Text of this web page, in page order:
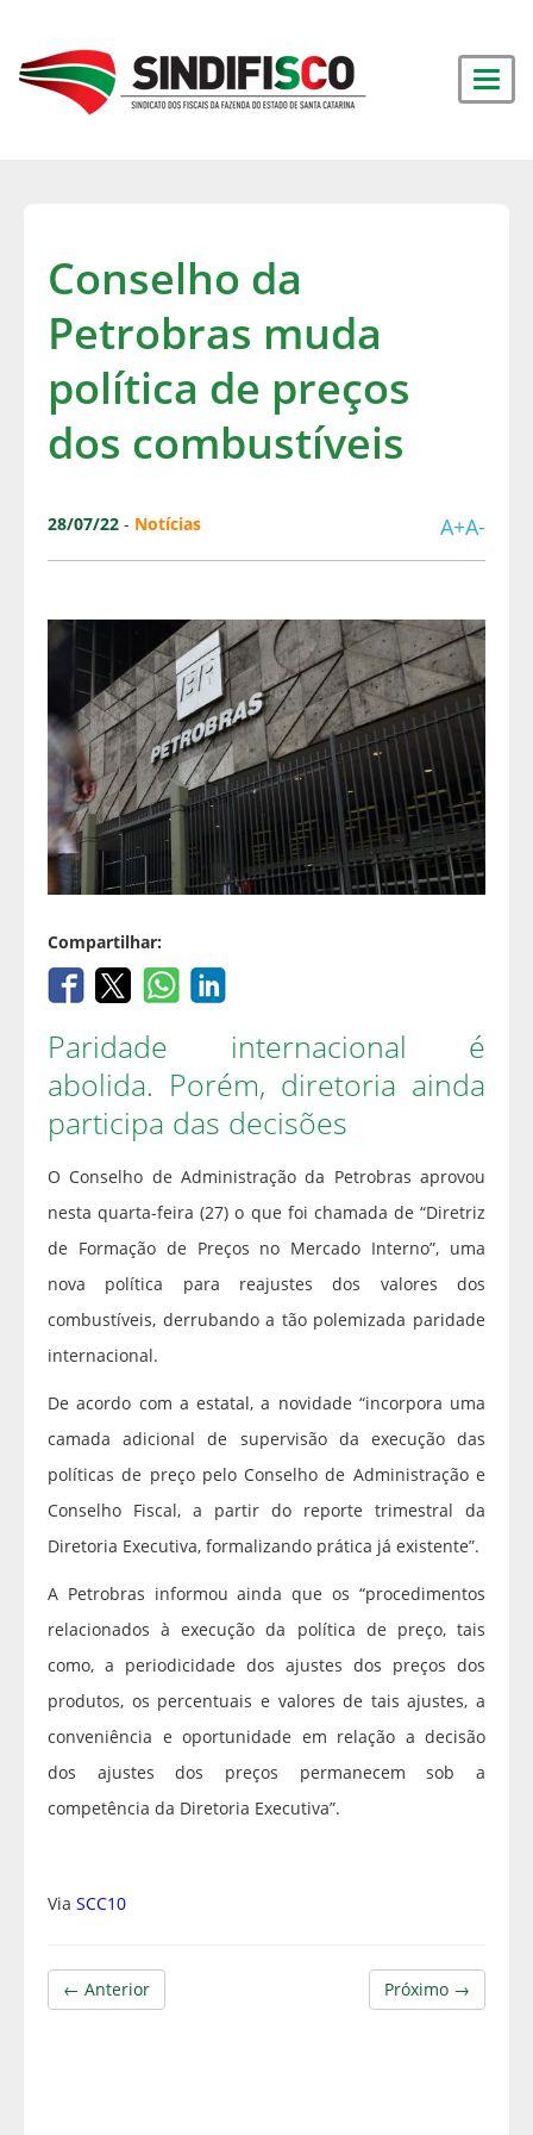
Conselho da
Petrobras muda
política de preços
dos combustíveis
28/07/22 - Notícias A+A-
Compartilhar:
Paridade internacional é
abolida. Porém, diretoria ainda
participa das decisões
O Conselho de Administração da Petrobras aprovou
nesta quarta-feira (27) o que foi chamada de “Diretriz
de Formação de Preços no Mercado Interno”, uma
nova política para reajustes dos valores dos
combustíveis, derrubando a tão polemizada paridade
internacional.
De acordo com a estatal, a novidade “incorpora uma
camada adicional de supervisão da execução das
políticas de preço pelo Conselho de Administração e
Conselho Fiscal, a partir do reporte trimestral da
Diretoria Executiva, formalizando prática já existente”.
A Petrobras informou ainda que os “procedimentos
relacionados à execução da política de preço, tais
como, a periodicidade dos ajustes dos preços dos
produtos, os percentuais e valores de tais ajustes, a
conveniência e oportunidade em relação a decisão
dos ajustes dos preços permanecem sob a
competência da Diretoria Executiva”.
Via SCC10
Próximo →
← Anterior